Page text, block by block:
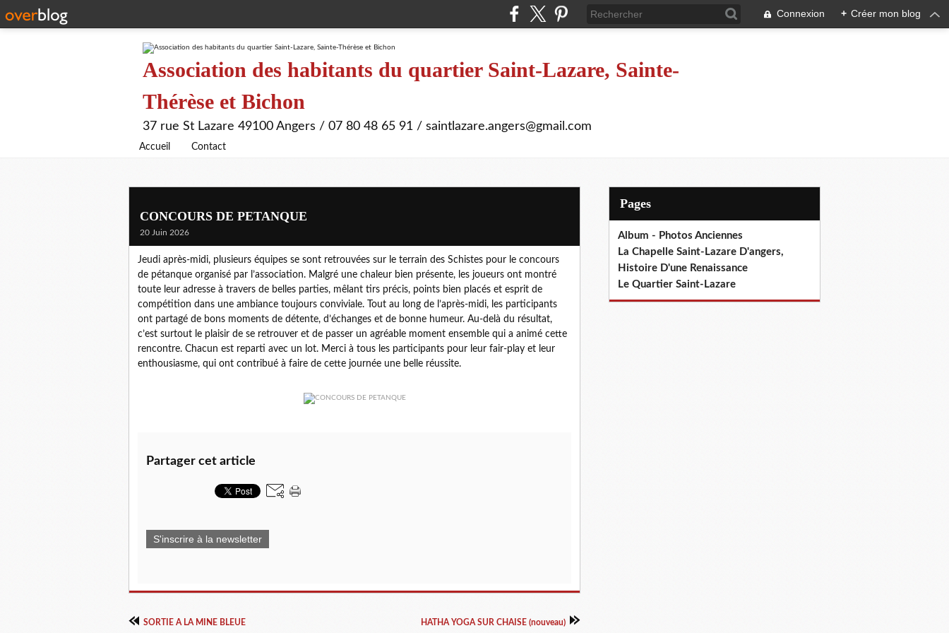
Connexion + Créer mon blog
Association des habitants du quartier Saint-Lazare, Sainte-
Thérèse et Bichon
37 rue St Lazare 49100 Angers / 07 80 48 65 91 / saintlazare.angers@gmail.com
Accueil Contact
CONCOURS DE PETANQUE
20 Juin 2026
Jeudi après-midi, plusieurs équipes se sont retrouvées sur le terrain des Schistes pour le concours
de pétanque organisé par l’association. Malgré une chaleur bien présente, les joueurs ont montré
toute leur adresse à travers de belles parties, mêlant tirs précis, points bien placés et esprit de
compétition dans une ambiance toujours conviviale. Tout au long de l’après-midi, les participants
ont partagé de bons moments de détente, d’échanges et de bonne humeur. Au-delà du résultat,
c’est surtout le plaisir de se retrouver et de passer un agréable moment ensemble qui a animé cette
rencontre. Chacun est reparti avec un lot. Merci à tous les participants pour leur fair-play et leur
enthousiasme, qui ont contribué à faire de cette journée une belle réussite.
Partager cet article
S'inscrire à la newsletter
SORTIE A LA MINE BLEUE HATHA YOGA SUR CHAISE (nouveau)
Pages
Album - Photos Anciennes
La Chapelle Saint-Lazare D'angers,
Histoire D'une Renaissance
Le Quartier Saint-Lazare